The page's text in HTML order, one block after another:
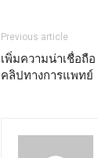
Previous article
เพิ่มความน่าเชื่อถือ
คลิปทางการแพทย์